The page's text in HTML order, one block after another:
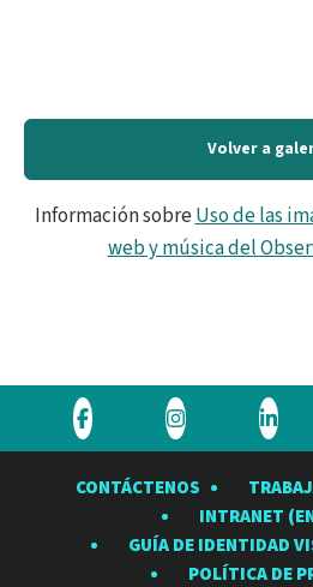
Volver a
Información sobreUso de las
web y música del
Visite
Observatorio
Visite
Observatorio
Rubin
en
Visite
en
CONTÁCTENOS
INTRANET
GUÍA DE IDENTIDAD
POLÍTICA DE